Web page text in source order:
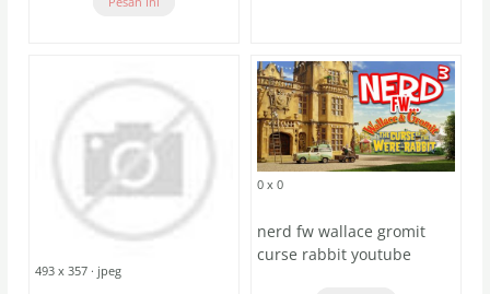
493 x 357 · jpeg
0 x 0
nerd fw wallace gromit
curse rabbit youtube